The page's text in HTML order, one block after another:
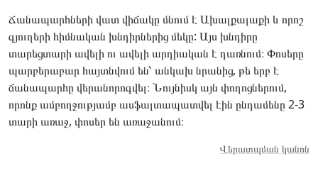
Ճանապարհների վատ վիճակը մնում է Ախալքալաքի և որոշ
գյուղերի հիմնական խնդիրներից մեկը: Այս խնդիրը
տարեցտարի ավելի ու ավելի արդիական է դառնում։ Փոսերը
պարբերաբար հայտնվում են՝ անկախ նրանից, թե երբ է
ճանապարհը վերանորոգվել։ Նույնիսկ այն փողոցներում,
որոնք ամբողջությամբ ասֆալտապատվել էին ընդամենը 2-3
տարի առաջ, փոսեր են առաջանում։
Վերատպման կանոն